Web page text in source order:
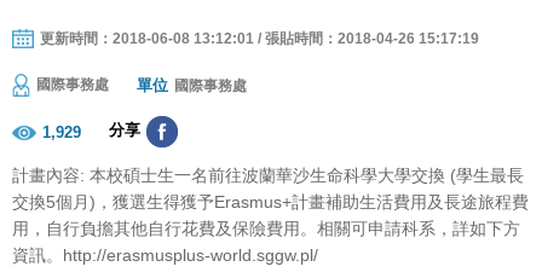
更新時間：2018-06-08 13:12:01 / 張貼時間：2018-04-26 15:17:19
國際事務處 單位 國際事務處
1,929 分享
計畫內容: 本校碩士生一名前往波蘭華沙生命科學大學交換 (學生最長
交換5個月)，獲選生得獲予Erasmus+計畫補助生活費用及長途旅程費
用，自行負擔其他自行花費及保險費用。相關可申請科系，詳如下方
資訊。http://erasmusplus-world.sggw.pl/